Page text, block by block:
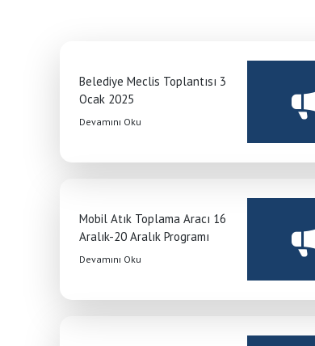
Belediye Meclis Toplantısı 3
Ocak 2025
Devamını Oku
Mobil Atık Toplama Aracı 16
Aralık-20 Aralık Programı
Devamını Oku